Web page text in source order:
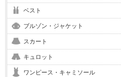
ベスト
ブルゾン・ジャケット
スカート
キュロット
ワンピース・キャミソール